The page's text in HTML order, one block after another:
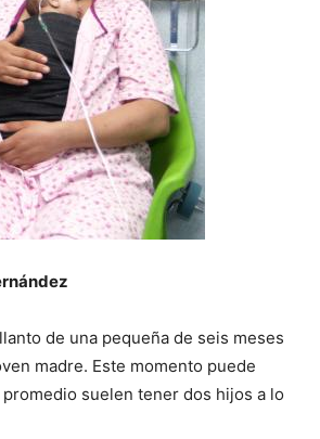
de una pequeña de seis meses
madre. Este momento puede
suelen tener dos hijos a lo